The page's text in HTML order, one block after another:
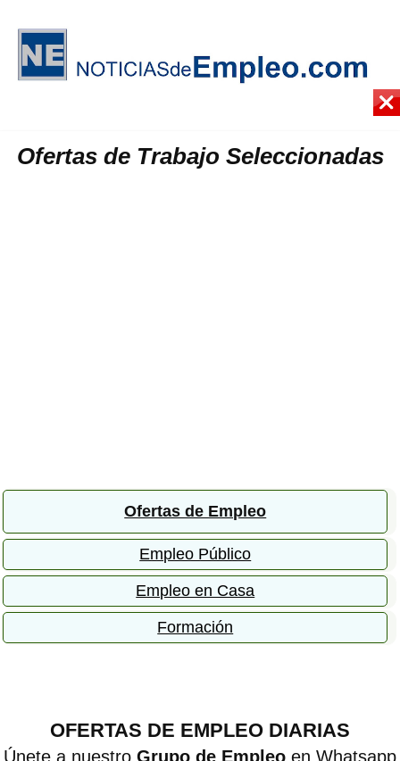
Ofertas de Trabajo Seleccionadas
Ofertas de Empleo
Empleo Público
Empleo en Casa
Formación
OFERTAS DE EMPLEO DIARIAS
Únete a nuestro Grupo de Empleo en Whatsapp